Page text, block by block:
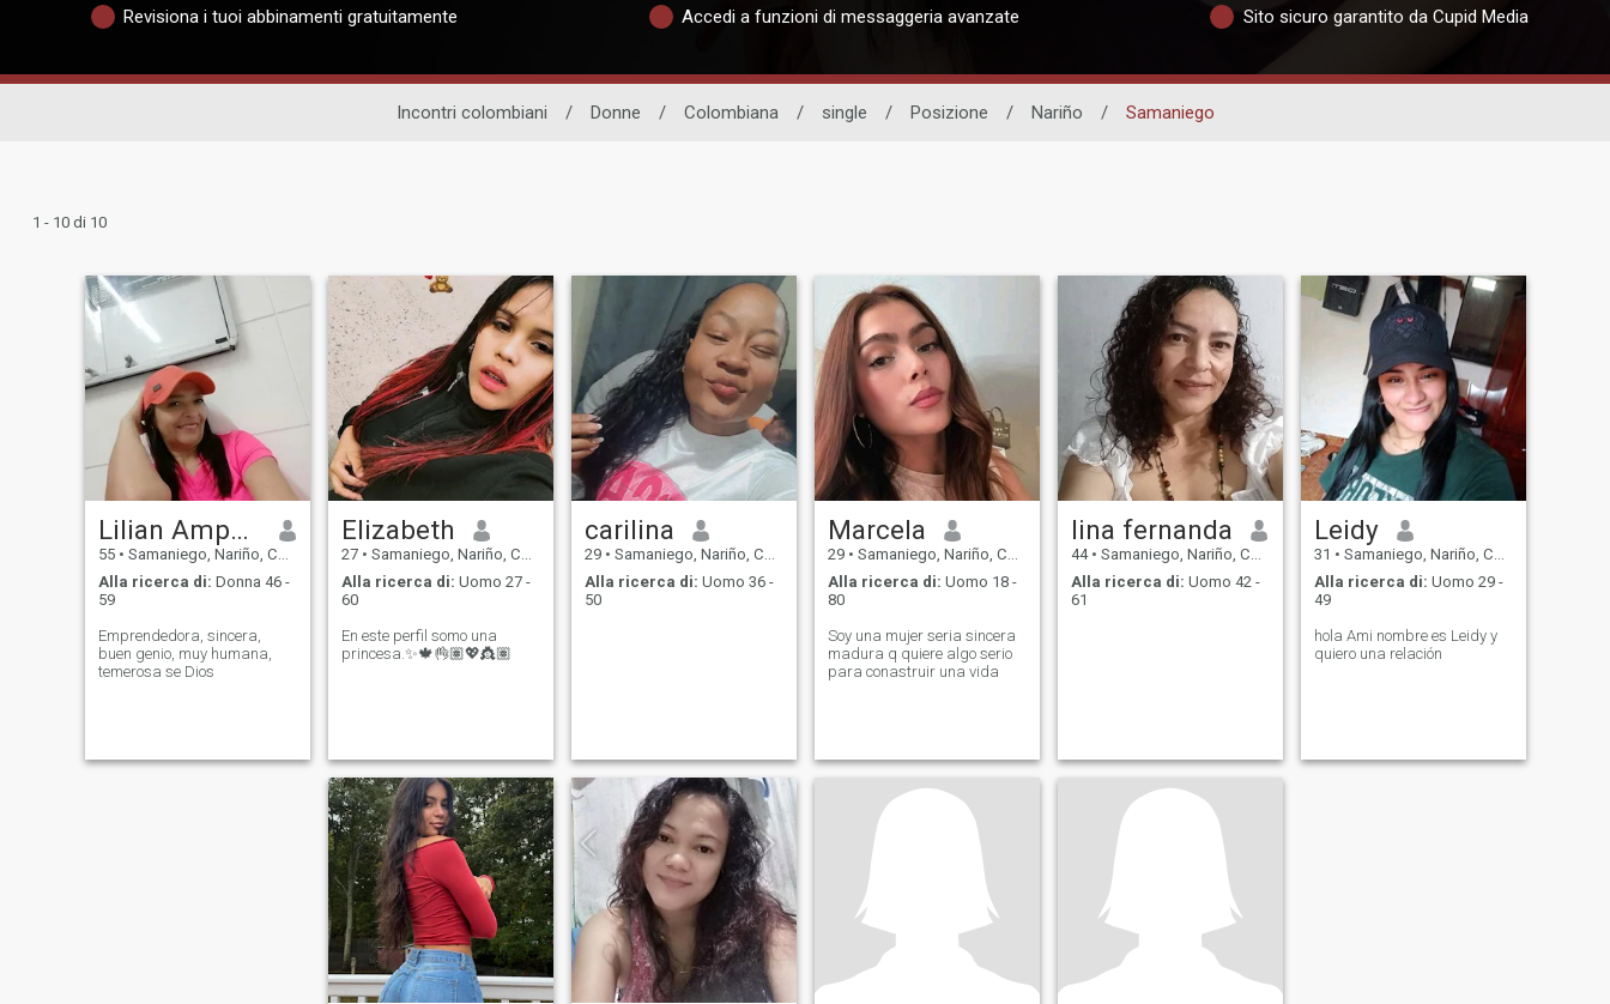
Revisiona i tuoi abbinamenti gratuitamente Accedi a funzioni di messaggeria avanzate Sito sicuro garantito da Cupid Media
Incontri colombiani / Donne / Colombiana / single / Posizione / Nariño / Samaniego
1 - 10 di 10
Lilian Amparo Cañizares Lopez
55 • Samaniego, Nariño, Colombia
Alla ricerca di: Donna 46 -
59
Emprendedora, sincera,
buen genio, muy humana,
temerosa se Dios
Elizabeth
27 • Samaniego, Nariño, Colombia
Alla ricerca di: Uomo 27 -
60
En este perfil somo una
princesa.✨🍁👌🏽💖👸🏽
carilina
29 • Samaniego, Nariño, Colombia
Alla ricerca di: Uomo 36 -
50
Marcela
29 • Samaniego, Nariño, Colombia
Alla ricerca di: Uomo 18 -
80
Soy una mujer seria sincera
madura q quiere algo serio
para conastruir una vida
lina fernanda
44 • Samaniego, Nariño, Colombia
Alla ricerca di: Uomo 42 -
61
Leidy
31 • Samaniego, Nariño, Colombia
Alla ricerca di: Uomo 29 -
49
hola Ami nombre es Leidy y
quiero una relación